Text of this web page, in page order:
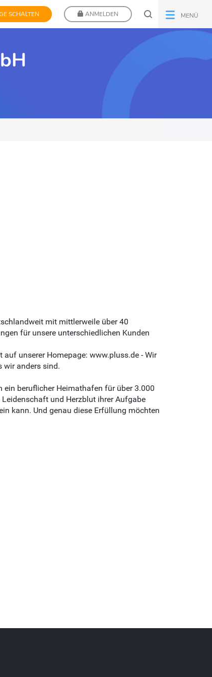
SCHALTEN ANMELDEN MENÜ
mit mittlerweile über 40
für unsere unterschiedlichen Kunden
unserer Homepage: www.pluss.de - Wir
wir anders sind.
ein beruflicher Heimathafen für über 3.000
und Herzblut ihrer Aufgabe
kann. Und genau diese Erfüllung möchten